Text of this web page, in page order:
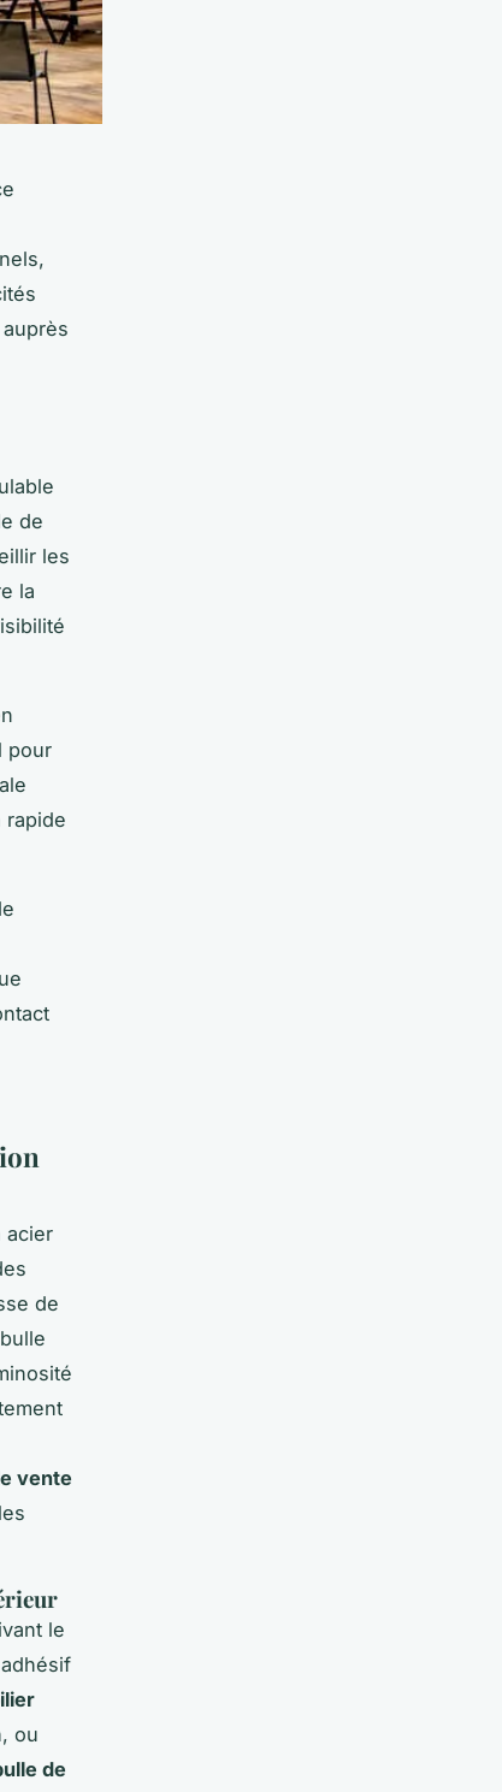
de
les
la
pour
rapide
acier
de
vente
le
ou
de